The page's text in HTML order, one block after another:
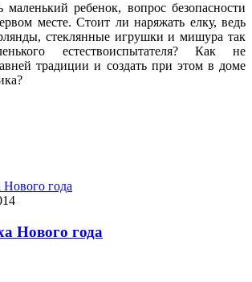
маленький ребенок, вопрос безопасности
месте. Стоит ли наряжать елку, ведь
стеклянные игрушки и мишура так
естествоиспытателя? Как не
традиции и создать при этом в доме
Нового года